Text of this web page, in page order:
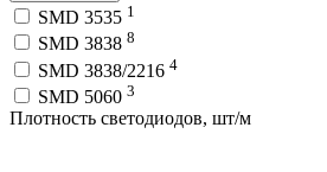
SMD 3535 1
SMD 3838 8
SMD 3838/2216 4
SMD 5060 3
Плотность светодиодов, шт/м